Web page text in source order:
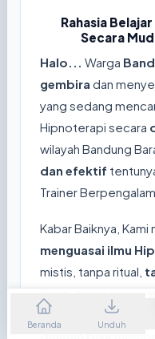
Rahasia
Secara
Halo... Warga
gembira dan
yang sedang
Hipnoterapi secara
wilayah Bandung
dan efektif
Trainer
Kabar Baiknya,
menguasai ilmu
mistis, tanpa ritual,
ilmiah, tanpa puasa
dengan agama
Beranda Unduh